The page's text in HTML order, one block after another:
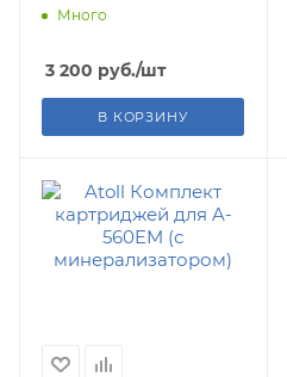
Много
3 200 руб./шт
В КОРЗИНУ